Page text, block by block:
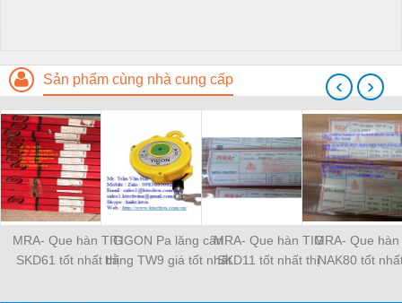
Sản phẩm cùng nhà cung cấp
MRA- Que hàn TIG
SKD61 tốt nhất thị
TIGON Pa lăng cân
bằng TW9 giá tốt nhất
MRA- Que hàn TIG
SKD11 tốt nhất thị
MRA- Que hàn
NAK80 tốt
‹ ›